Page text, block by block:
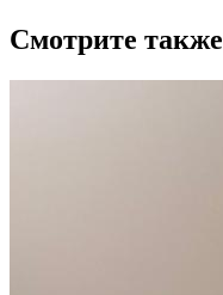
Смотрите также